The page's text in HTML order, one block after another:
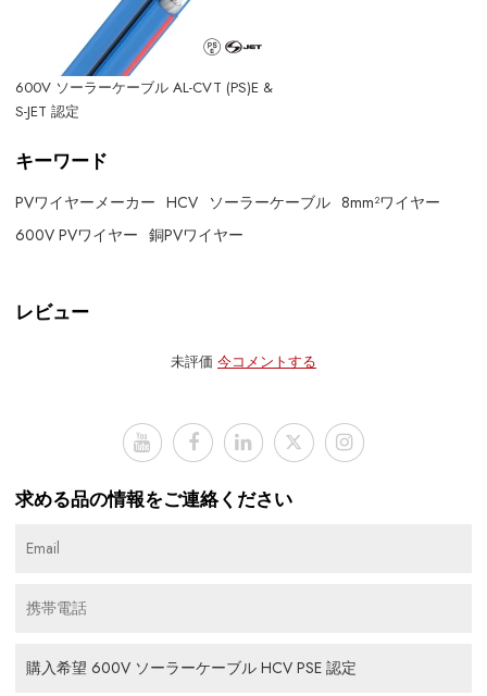
600V ソーラーケーブル AL-CVT (PS)E &
S-JET 認定
キーワード
PVワイヤーメーカー HCV ソーラーケーブル 8mm²ワイヤー
600V PVワイヤー 銅PVワイヤー
レビュー
未評価 今コメントする
求める品の情報をご連絡ください